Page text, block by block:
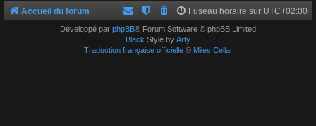
Accueil du forum Fuseau horaire sur UTC+02:00
Développé par phpBB® Forum Software © phpBB Limited
Black Style by Arty
Traduction française officielle© Miles Cellar